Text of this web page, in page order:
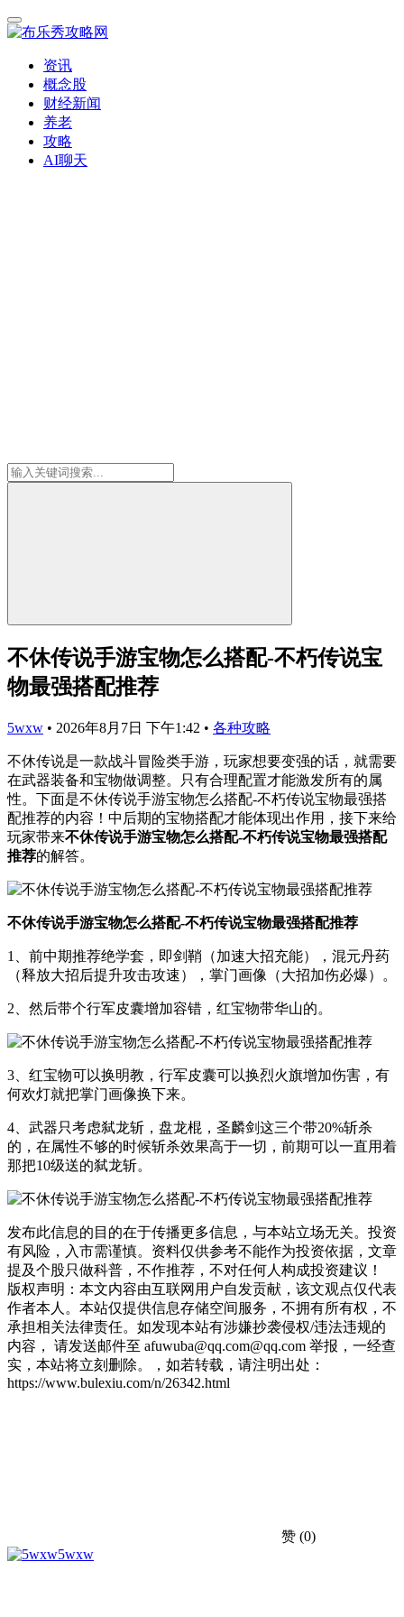
资讯
概念股
财经新闻
养老
攻略
AI聊天
不休传说手游宝物怎么搭配-不朽传说宝
物最强搭配推荐
5wxw • 2026年8月7日 下午1:42 • 各种攻略
不休传说是一款战斗冒险类手游，玩家想要变强的话，就需要
在武器装备和宝物做调整。只有合理配置才能激发所有的属
性。下面是不休传说手游宝物怎么搭配-不朽传说宝物最强搭
配推荐的内容！中后期的宝物搭配才能体现出作用，接下来给
玩家带来不休传说手游宝物怎么搭配-不朽传说宝物最强搭配
推荐的解答。
不休传说手游宝物怎么搭配-不朽传说宝物最强搭配推荐
1、前中期推荐绝学套，即剑鞘（加速大招充能），混元丹药
（释放大招后提升攻击攻速），掌门画像（大招加伤必爆）。
2、然后带个行军皮囊增加容错，红宝物带华山的。
3、红宝物可以换明教，行军皮囊可以换烈火旗增加伤害，有
何欢灯就把掌门画像换下来。
4、武器只考虑弑龙斩，盘龙棍，圣麟剑这三个带20%斩杀
的，在属性不够的时候斩杀效果高于一切，前期可以一直用着
那把10级送的弑龙斩。
发布此信息的目的在于传播更多信息，与本站立场无关。投资
有风险，入市需谨慎。资料仅供参考不能作为投资依据，文章
提及个股只做科普，不作推荐，不对任何人构成投资建议！
版权声明：本文内容由互联网用户自发贡献，该文观点仅代表
作者本人。本站仅提供信息存储空间服务，不拥有所有权，不
承担相关法律责任。如发现本站有涉嫌抄袭侵权/违法违规的
内容， 请发送邮件至 afuwuba@qq.com@qq.com 举报，一经查
实，本站将立刻删除。，如若转载，请注明出处：
https://www.bulexiu.com/n/26342.html
赞 (0)
5wxw